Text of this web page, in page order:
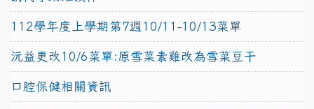
112學年度上學期第7週10/11-10/13菜單
沅益更改10/6菜單:原雪菜素雞改為雪菜豆干
口腔保健相關資訊